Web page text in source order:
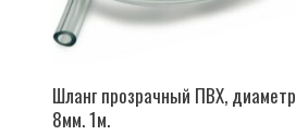
Шланг прозрачный ПВХ, диаметр
8мм. 1м.